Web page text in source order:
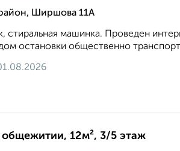
Ширшова 11А
стиральная машинка. Проведен
остановки общественно
общежитии, 12м², 3/5 этаж